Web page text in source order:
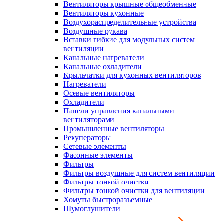
Вентиляторы крышные общеобменные
Вентиляторы кухонные
Воздухораспределительные устройства
Воздушные рукава
Вставки гибкие для модульных систем
вентиляции
Канальные нагреватели
Канальные охладители
Крыльчатки для кухонных вентиляторов
Нагреватели
Осевые вентиляторы
Охладители
Панели управления канальными
вентиляторами
Промышленные вентиляторы
Рекуператоры
Сетевые элементы
Фасонные элементы
Фильтры
Фильтры воздушные для систем вентиляции
Фильтры тонкой очистки
Фильтры тонкой очистки для вентиляции
Хомуты быстроразъемные
Шумоглушители